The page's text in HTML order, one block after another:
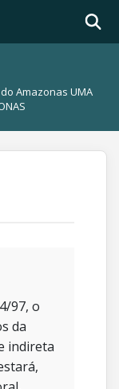
Amazonas UMA
97, o
da
indireta